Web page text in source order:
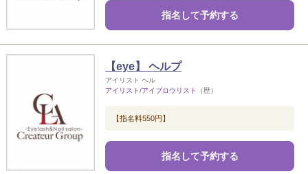
指名して予約する
【eye】 ヘルプ
アイリスト ヘル
アイリスト/アイブロウリスト
（歴）
【指名料550円】
指名して予約する